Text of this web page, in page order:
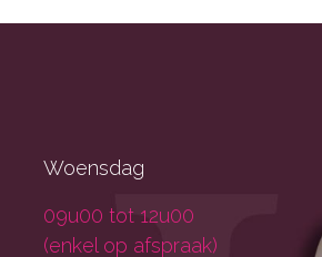
Woensdag
09u00 tot 12u00
(enkel op afspraak)